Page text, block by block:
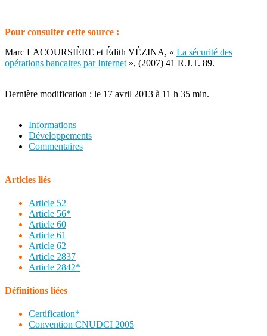
Pour consulter cette source :
Marc LACOURSIÈRE et Édith VÉZINA, « La sécurité des
opérations bancaires par Internet », (2007) 41 R.J.T. 89.
Dernière modification : le 17 avril 2013 à 11 h 35 min.
Informations
Développements
Commentaires
Articles liés
Article 52
Article 56*
Article 60
Article 61
Article 62
Article 2837
Article 2842*
Définitions liées
Certification*
Convention CNUDCI 2005